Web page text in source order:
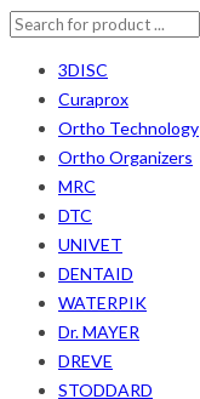
3DISC
Curaprox
Ortho Technology
Ortho Organizers
MRC
DTC
UNIVET
DENTAID
WATERPIK
Dr. MAYER
DREVE
STODDARD